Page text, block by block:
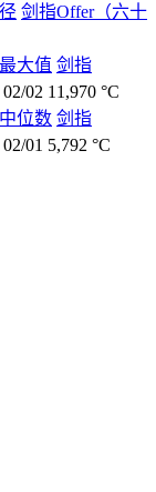
剑指Offer（六十
剑指
02/02 11,970 °C
剑指
02/01 5,792 °C